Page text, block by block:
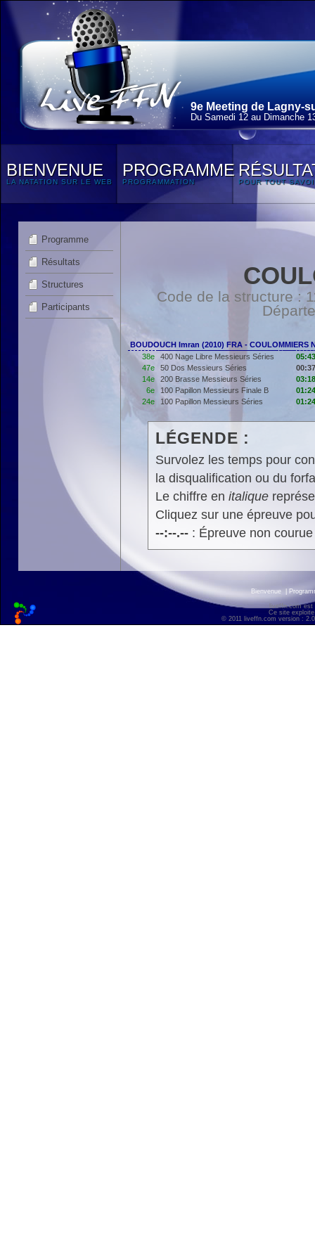
9e Meeting de Lagny-
Du Samedi 12 au Dimanche
BIENVENUE
LA NATATION SUR LE WEB
PROGRAMME
PROGRAMMATION POUR TOUT
Programme
Résultats
Structures
Participants
Code de la structure :
BOUDOUCH Imran (2010) FRA - COULOMMIERS
38e
400 Nage Libre Messieurs Séries
47e
50 Dos Messieurs Séries
14e
200 Brasse Messieurs Séries
6e
100 Papillon Messieurs Finale B
24e
100 Papillon Messieurs Séries
LÉGENDE :
Survolez les temps pour
la disqualification ou du
Le chiffre en italique
Cliquez sur une épreuve
--:--.--: Épreuve non
Bienvenue
liveffn.com est
Ce site
© 2011 liveffn.com version :